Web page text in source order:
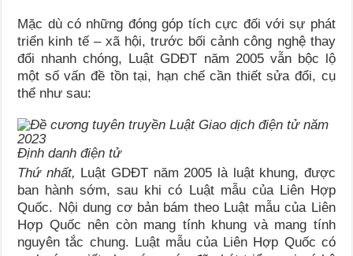
Mặc dù có những đóng góp tích cực đối với sự phát
triển kinh tế – xã hội, trước bối cảnh công nghệ thay
đổi nhanh chóng, Luật GDĐT năm 2005 vẫn bộc lộ
một số vấn đề tồn tại, hạn chế cần thiết sửa đổi, cụ
thể như sau:
Định danh điện tử
Thứ nhất, Luật GDĐT năm 2005 là luật khung, được
ban hành sớm, sau khi có Luật mẫu của Liên Hợp
Quốc. Nội dung cơ bản bám theo Luật mẫu của Liên
Hợp Quốc nên còn mang tính khung và mang tính
nguyên tắc chung. Luật mẫu của Liên Hợp Quốc có